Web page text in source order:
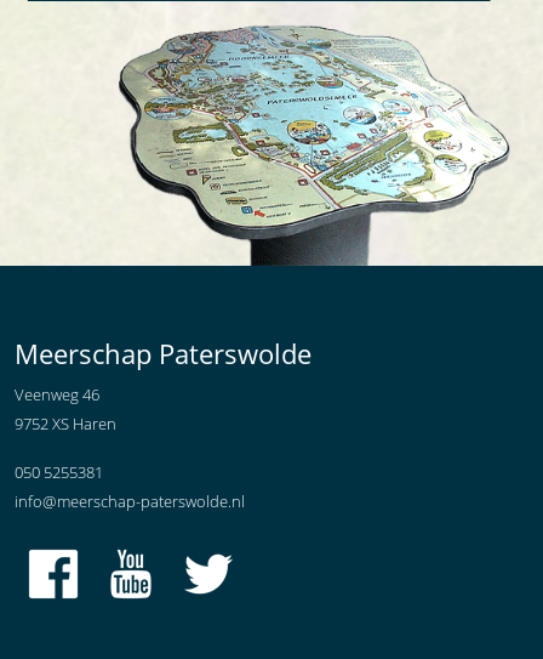
Meerschap Paterswolde
Veenweg 46
9752 XS Haren
050 5255381
info@meerschap-paterswolde.nl